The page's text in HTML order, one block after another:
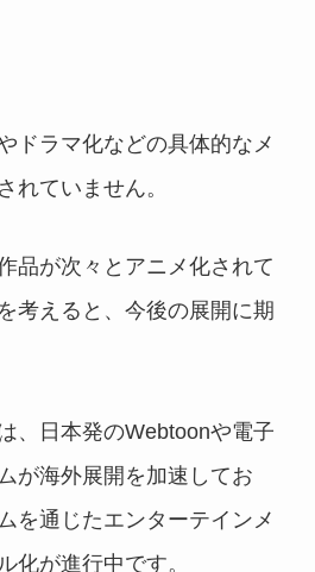
ドラマ化などの具体的なメ
れていません。
品が次々とアニメ化されて
考えると、今後の展開に期
、日本発のWebtoonや電子
が海外展開を加速してお
を通じたエンターテインメ
化が進行中です。